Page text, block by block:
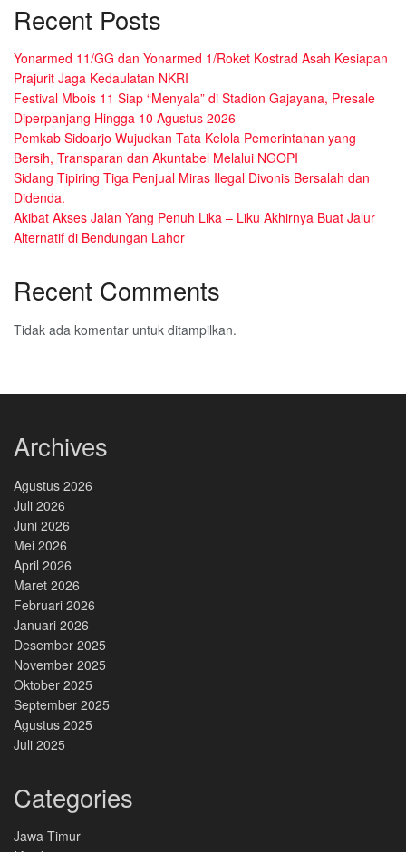
Recent Posts
Yonarmed 11/GG dan Yonarmed 1/Roket Kostrad Asah Kesiapan
Prajurit Jaga Kedaulatan NKRI
Festival Mbois 11 Siap “Menyala” di Stadion Gajayana, Presale
Diperpanjang Hingga 10 Agustus 2026
Pemkab Sidoarjo Wujudkan Tata Kelola Pemerintahan yang
Bersih, Transparan dan Akuntabel Melalui NGOPI
Sidang Tipiring Tiga Penjual Miras Ilegal Divonis Bersalah dan
Didenda.
Akibat Akses Jalan Yang Penuh Lika – Liku Akhirnya Buat Jalur
Alternatif di Bendungan Lahor
Recent Comments
Tidak ada komentar untuk ditampilkan.
Archives
Agustus 2026
Juli 2026
Juni 2026
Mei 2026
April 2026
Maret 2026
Februari 2026
Januari 2026
Desember 2025
November 2025
Oktober 2025
September 2025
Agustus 2025
Juli 2025
Categories
Jawa Timur